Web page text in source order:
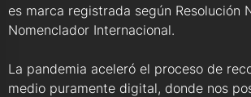
es marca registrada según Resolución
Nomenclador Internacional.
La pandemia aceleró el proceso de
medio puramente digital, donde nos